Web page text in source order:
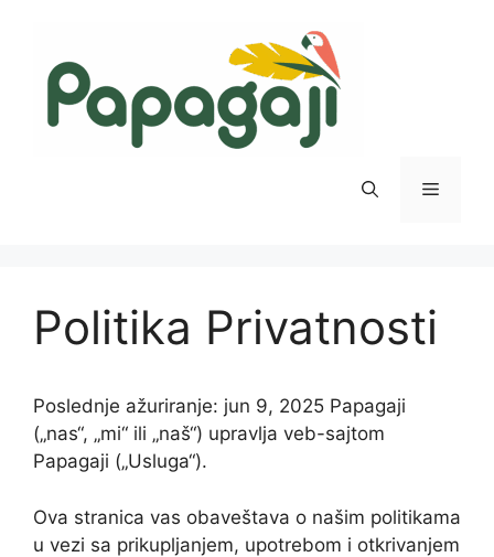
content
Menu
Politika Privatnosti
Poslednje ažuriranje: jun 9, 2025 Papagaji
(„nas“, „mi“ ili „naš“) upravlja veb-sajtom
Papagaji („Usluga“).
Ova stranica vas obaveštava o našim politikama
u vezi sa prikupljanjem, upotrebom i otkrivanjem